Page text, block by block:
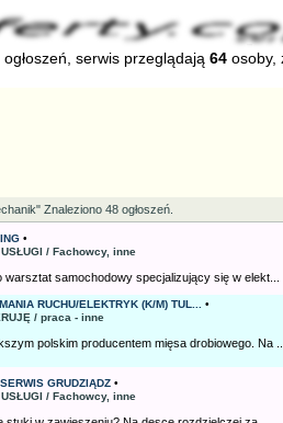
serwis przeglądają 64osoby,
Znaleziono 48 ogłoszeń.
•
/ Fachowcy, inne
warsztat samochodowy specjalizujący się w elekt...
RUCHU/ELEKTRYK (K/M) TUL...
•
/ praca - inne
polskim producentem mięsa drobiowego. Na ...
GRUDZIĄDZ •
/ Fachowcy, inne